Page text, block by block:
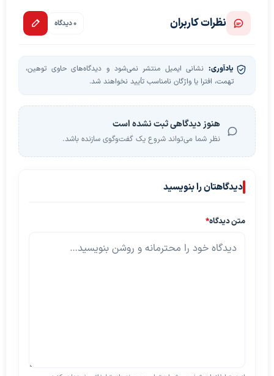
نظرات کاربران 0 دیدگاه
یادآوری: نشانی ایمیل منتشر نمی‌شود و دیدگاه‌های حاوی توهین،
تهمت، افترا یا واژگان نامناسب تأیید نخواهند شد.
هنوز دیدگاهی ثبت نشده است
نظر شما می‌تواند شروع یک گفت‌وگوی سازنده باشد.
دیدگاهتان را بنویسید
متن دیدگاه*